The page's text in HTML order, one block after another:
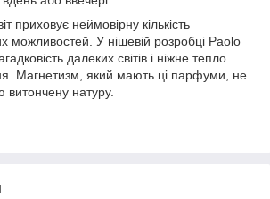
приховує неймовірну кількість
можливостей. У нішевій розробці Paolo
далеких світів і ніжне тепло
Магнетизм, який мають ці парфуми, не
натуру.